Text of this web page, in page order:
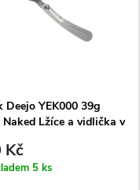
Deejo YEK000 39g
Lžíce a vidlička v
Kč
5 ks